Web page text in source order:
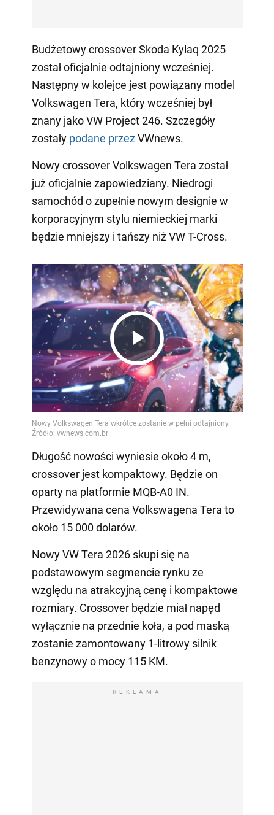
Budżetowy crossover Skoda Kylaq 2025
został oficjalnie odtajniony wcześniej.
Następny w kolejce jest powiązany model
Volkswagen Tera, który wcześniej był
znany jako VW Project 246. Szczegóły
zostały podane przezVWnews.
Nowy crossover Volkswagen Tera został
już oficjalnie zapowiedziany. Niedrogi
samochód o zupełnie nowym designie w
korporacyjnym stylu niemieckiej marki
będzie mniejszy i tańszy niż VW T-Cross.
Play
Video
Długość nowości wyniesie około 4 m,
crossover jest kompaktowy. Będzie on
oparty na platformie MQB-A0 IN.
Przewidywana cena Volkswagena Tera to
około 15 000 dolarów.
Nowy VW Tera 2026 skupi się na
podstawowym segmencie rynku ze
względu na atrakcyjną cenę i kompaktowe
rozmiary. Crossover będzie miał napęd
wyłącznie na przednie koła, a pod maską
zostanie zamontowany 1-litrowy silnik
benzynowy o mocy 115 KM.
REKLAMA